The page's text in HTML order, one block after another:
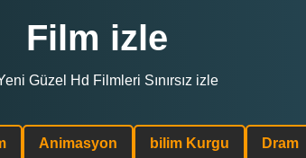
Film izle
Güzel Hd Filmleri Sınırsız izle
Animasyon bilim Kurgu Dram